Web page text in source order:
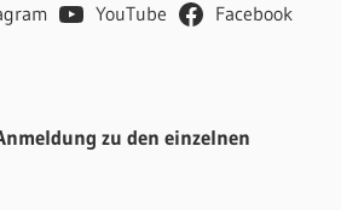
YouTube Facebook
zu den einzelnen